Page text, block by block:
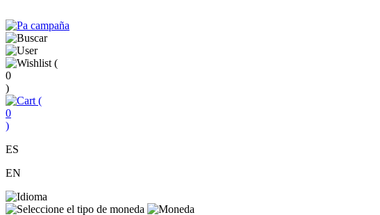
(
0
)
(
0
)
ES
EN